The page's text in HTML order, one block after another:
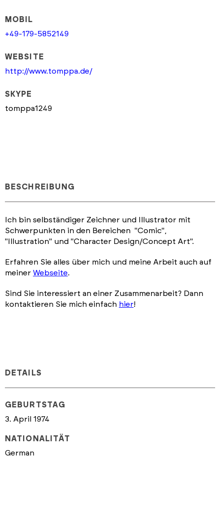
MOBIL
+49-179-5852149
WEBSITE
http://www.tomppa.de/
SKYPE
tomppa1249
BESCHREIBUNG
Ich bin selbständiger Zeichner und Illustrator mit
Schwerpunkten in den Bereichen "Comic",
"Illustration" und "Character Design/Concept Art".
Erfahren Sie alles über mich und meine Arbeit auch auf
meiner Webseite.
Sind Sie interessiert an einer Zusammenarbeit? Dann
kontaktieren Sie mich einfach hier!
DETAILS
GEBURTSTAG
3. April 1974
NATIONALITÄT
German